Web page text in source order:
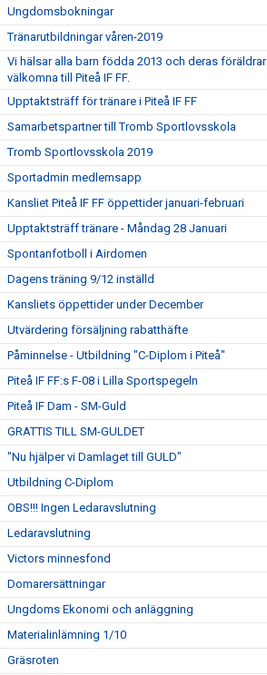
Ungdomsbokningar
Tränarutbildningar våren-2019
Vi hälsar alla barn födda 2013 och deras föräldrar
välkomna till Piteå IF FF.
Upptaktsträff för tränare i Piteå IF FF
Samarbetspartner till Tromb Sportlovsskola
Tromb Sportlovsskola 2019
Sportadmin medlemsapp
Kansliet Piteå IF FF öppettider januari-februari
Upptaktsträff tränare - Måndag 28 Januari
Spontanfotboll i Airdomen
Dagens träning 9/12 inställd
Kansliets öppettider under December
Utvärdering försäljning rabatthäfte
Påminnelse - Utbildning "C-Diplom i Piteå"
Piteå IF FF:s F-08 i Lilla Sportspegeln
Piteå IF Dam - SM-Guld
GRATTIS TILL SM-GULDET
"Nu hjälper vi Damlaget till GULD"
Utbildning C-Diplom
OBS!!! Ingen Ledaravslutning
Ledaravslutning
Victors minnesfond
Domarersättningar
Ungdoms Ekonomi och anläggning
Materialinlämning 1/10
Gräsroten